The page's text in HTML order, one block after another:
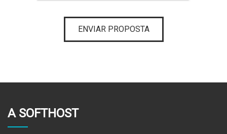
ENVIAR PROPOSTA
A SOFTHOST